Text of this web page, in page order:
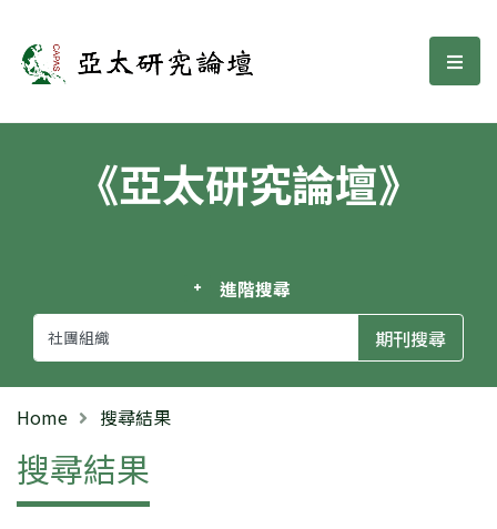
亞太研究論壇 選
《亞太研究論壇》
進階搜尋
Home 搜尋結果
搜尋結果